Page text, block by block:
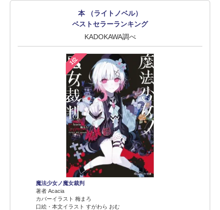
本 （ライトノベル）
ベストセラーランキング
KADOKAWA調べ
1位
魔法少女ノ魔女裁判
著者 Acacia
カバーイラスト 梅まろ
口絵・本文イラスト すがわら おむ